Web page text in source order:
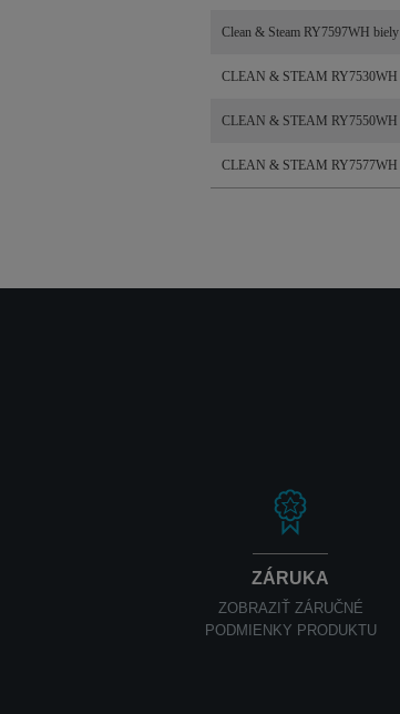
Clean & Steam RY7597WH biely
CLEAN & STEAM RY7530WH
CLEAN & STEAM RY7550WH
CLEAN & STEAM RY7577WH
ZÁRUKA
ZOBRAZIŤ ZÁRUČNÉ
PODMIENKY PRODUKTU